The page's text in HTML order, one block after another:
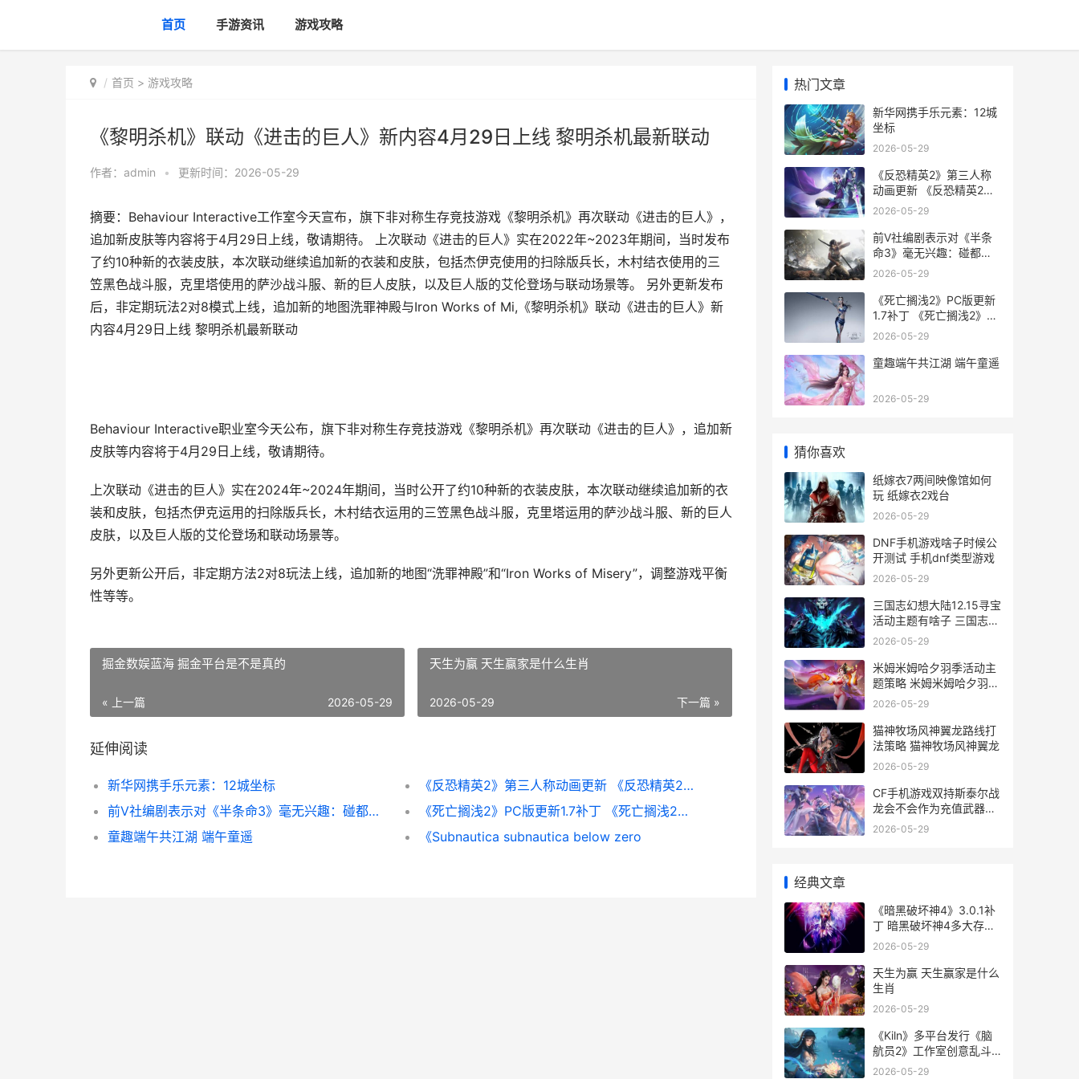
首页 手游资讯 游戏攻略
首页 > 游戏攻略
《黎明杀机》联动《进击的巨人》新内容4月29日上线 黎明杀机最新联动
作者： admin • 更新时间：2026-05-29
摘要：Behaviour Interactive工作室今天宣布，旗下非对称生存竞技游戏《黎明杀机》再次联动《进击的巨人》，
追加新皮肤等内容将于4月29日上线，敬请期待。 上次联动《进击的巨人》实在2022年~2023年期间，当时发布
了约10种新的衣装皮肤，本次联动继续追加新的衣装和皮肤，包括杰伊克使用的扫除版兵长，木村结衣使用的三
笠黑色战斗服，克里塔使用的萨沙战斗服、新的巨人皮肤，以及巨人版的艾伦登场与联动场景等。 另外更新发布
后，非定期玩法2对8模式上线，追加新的地图洗罪神殿与Iron Works of Mi,《黎明杀机》联动《进击的巨人》新
内容4月29日上线 黎明杀机最新联动
Behaviour Interactive职业室今天公布，旗下非对称生存竞技游戏《黎明杀机》再次联动《进击的巨人》，追加新
皮肤等内容将于4月29日上线，敬请期待。
上次联动《进击的巨人》实在2024年~2024年期间，当时公开了约10种新的衣装皮肤，本次联动继续追加新的衣
装和皮肤，包括杰伊克运用的扫除版兵长，木村结衣运用的三笠黑色战斗服，克里塔运用的萨沙战斗服、新的巨人
皮肤，以及巨人版的艾伦登场和联动场景等。
另外更新公开后，非定期方法2对8玩法上线，追加新的地图“洗罪神殿”和“Iron Works of Misery”，调整游戏平衡
性等等。
掘金数娱蓝海 掘金平台是不是真的
« 上一篇 2026-05-29
天生为赢 天生赢家是什么生肖
下一篇 »
2026-05-29
延伸阅读
新华网携手乐元素：12城坐标
《反恐精英2》第三人称动画更新 《反恐精英2》直接安装游戏
前V社编剧表示对《半条命3》毫无兴趣：碰都不想碰
《死亡搁浅2》PC版更新1.7补丁 《死亡搁浅2》PC修改器
童趣端午共江湖 端午童遥
《Subnautica subnautica below zero
热门文章
新华网携手乐元素：12城
坐标
2026-05-29
《反恐精英2》第三人称
动画更新 《反恐精英2》
直接安装游戏
2026-05-29
前V社编剧表示对《半条
命3》毫无兴趣：碰都不
想碰
2026-05-29
《死亡搁浅2》PC版更新
1.7补丁 《死亡搁浅2》
PC修改器
2026-05-29
童趣端午共江湖 端午童遥
2026-05-29
猜你喜欢
纸嫁衣7两间映像馆如何
玩 纸嫁衣2戏台
2026-05-29
DNF手机游戏啥子时候公
开测试 手机dnf类型游戏
2026-05-29
三国志幻想大陆12.15寻宝
活动主题有啥子 三国志幻
想大陆0.1折
2026-05-29
米姆米姆哈夕羽季活动主
题策略 米姆米姆哈夕羽雀
怎么培育
2026-05-29
猫神牧场风神翼龙路线打
法策略 猫神牧场风神翼龙
2026-05-29
CF手机游戏双持斯泰尔战
龙会不会作为充值武器上
线 cf手机游戏双持怎么玩
2026-05-29
经典文章
《暗黑破坏神4》3.0.1补
丁 暗黑破坏神4多大存储
空间
2026-05-29
天生为赢 天生赢家是什么
生肖
2026-05-29
《Kiln》多平台发行《脑
航员2》工作室创意乱斗
新游
2026-05-29